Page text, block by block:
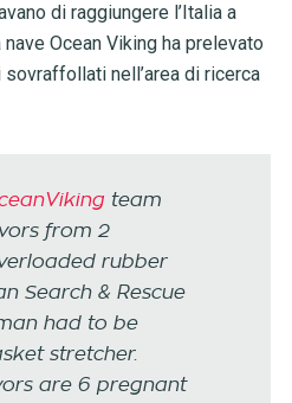
di raggiungere l’Italia a
Ocean Viking ha prelevato
nell’area di ricerca
team
from 2
rubber
Search & Rescue
had to be
stretcher.
are 6 pregnant